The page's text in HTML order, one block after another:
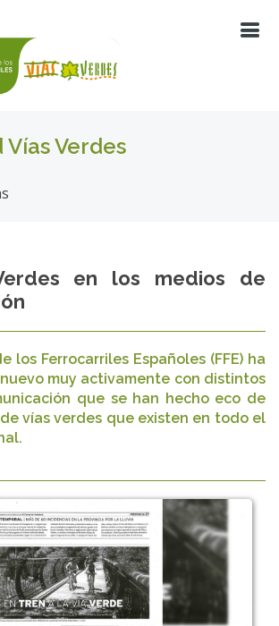
Verdes
en los medios de
los Ferrocarriles Españoles (FFE) ha
muy activamente con distintos
que se han hecho eco de
vías verdes que existen en todo el